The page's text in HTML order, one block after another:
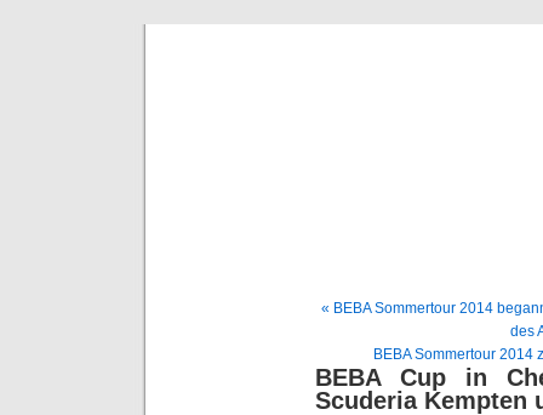
« BEBA Sommertour 2014
des
BEBA Sommertour 2014
BEBA Cup in
Scuderia Kempten